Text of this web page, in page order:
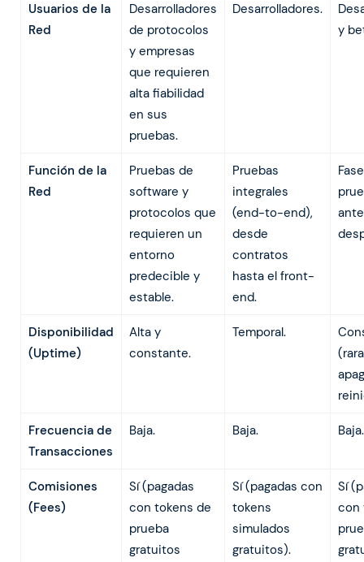
Usuarios de la
Red
Desarrolladores
de protocolos
y empresas
que requieren
alta fiabilidad
en sus
pruebas.
Desarrolladores.
y
Función de la
Red
Pruebas de
software y
protocolos que
requieren un
entorno
predecible y
estable.
Pruebas
integrales
(end-to-end),
desde
contratos
hasta el front-
end.
Disponibilidad
(Uptime)
Alta y
constante.
Temporal.
Frecuencia de
Transacciones
Baja. Baja. Baja.
Comisiones
(Fees)
Sí (pagadas
con tokens de
prueba
gratuitos
Sí (pagadas con
tokens
simulados
gratuitos).
Sí
con